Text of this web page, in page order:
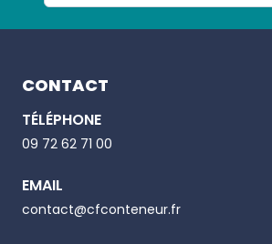
CONTACT
TÉLÉPHONE
Email
09 72 62 71 00
EMAIL
Phone number
contact@cfconteneur.fr